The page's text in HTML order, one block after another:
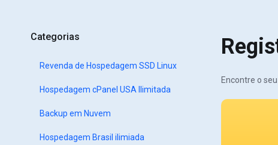
Categorias
Revenda de Hospedagem SSD Linux
Hospedagem cPanel USA Ilimitada
Backup em Nuvem
Hospedagem Brasil ilimiada
Encontre o